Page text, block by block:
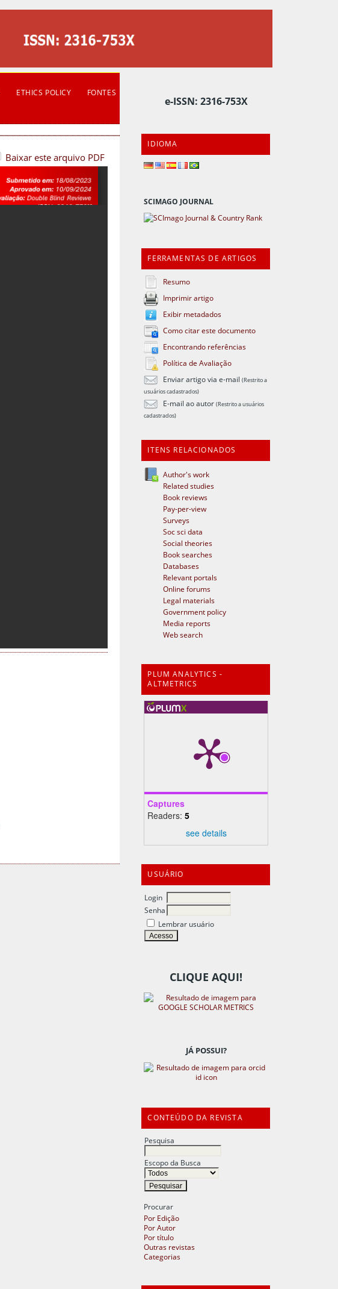
e-ISSN: 2316-753X
IDIOMA
SCIMAGO JOURNAL
FERRAMENTAS DE ARTIGOS
Resumo
Imprimir artigo
Exibir metadados
Como citar este documento
Encontrando referências
Política de Avaliação
Enviar artigo via e-mail(Restrito a
usuários cadastrados)
E-mail ao autor(Restrito a usuários
cadastrados)
ITENS RELACIONADOS
Author's work
Related studies
Book reviews
Pay-per-view
Surveys
Soc sci data
Social theories
Book searches
Databases
Relevant portals
Online forums
Legal materials
Government policy
Media reports
Web search
PLUM ANALYTICS -
ALTMETRICS
Captures
Readers:5
see details
USUÁRIO
Login
Senha
Lembrar usuário
CLIQUE AQUI!
JÁ POSSUI?
CONTEÚDO DA REVISTA
Pesquisa
Escopo da Busca
Procurar
Por Edição
Por Autor
Por título
Outras revistas
Categorias
ETHICS POLICY
FONTES
Baixar este arquivo PDF